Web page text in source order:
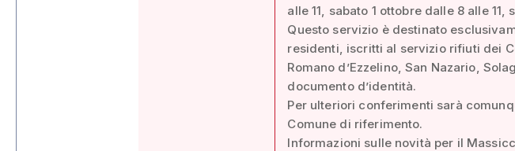
alle 11, sabato 1 ottobre dalle 8 alle 11,
Questo servizio è destinato
residenti, iscritti al servizio rifiuti dei
Romano d’Ezzelino, San Nazario,
documento d’identità.
Per ulteriori conferimenti sarà
Comune di riferimento.
Informazioni sulle novità per il